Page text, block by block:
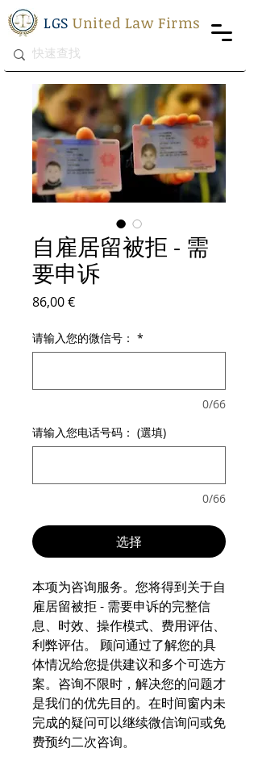
LGSUnited Law Firms
自雇居留被拒 - 需
要申诉
86,00 €價格
请输入您的微信号： *
0/66
请输入您电话号码： (選填)
0/66
选择
本项为咨询服务。您将得到关于自
雇居留被拒 - 需要申诉的完整信
息、时效、操作模式、费用评估、
利弊评估。 顾问通过了解您的具
体情况给您提供建议和多个可选方
案。咨询不限时，解决您的问题才
是我们的优先目的。在时间窗内未
完成的疑问可以继续微信询问或免
费预约二次咨询。